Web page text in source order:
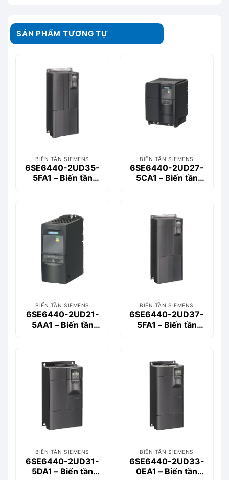
SẢN PHẨM TƯƠNG TỰ
BIẾN TẦN SIEMENS
6SE6440-2UD35-
5FA1 – Biến tần
BIẾN TẦN SIEMENS
6SE6440-2UD27-
5CA1 – Biến tần
BIẾN TẦN SIEMENS
6SE6440-2UD21-
5AA1 – Biến tần
BIẾN TẦN SIEMENS
6SE6440-2UD37-
5FA1 – Biến tần
BIẾN TẦN SIEMENS
6SE6440-2UD31-
5DA1 – Biến tần
BIẾN TẦN SIEMENS
6SE6440-2UD33-
0EA1 – Biến tần